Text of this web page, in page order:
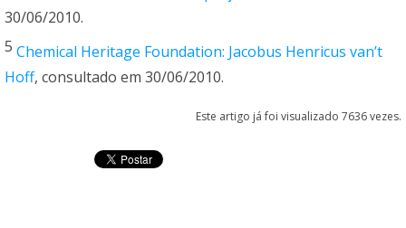
30/06/2010.
5 Chemical Heritage Foundation: Jacobus Henricus van’t
Hoff, consultado em 30/06/2010.
Este artigo já foi visualizado 7636 vezes.